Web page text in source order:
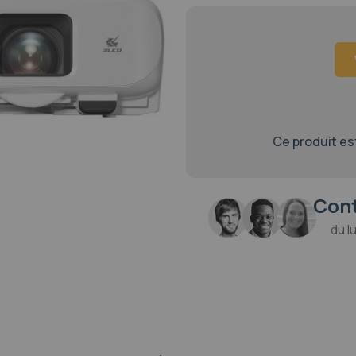
Ce produit
du